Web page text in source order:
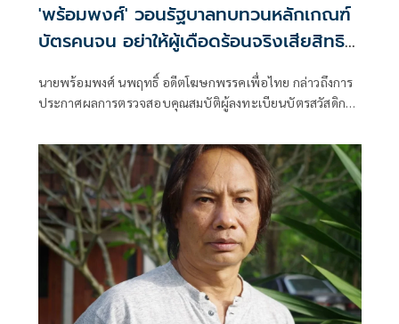
'พร้อมพงศ์' วอนรัฐบาลทบทวนหลักเกณฑ์
บัตรคนจน อย่าให้ผู้เดือดร้อนจริงเสียสิทธิ
เข้าถึงสวัสดิการรัฐ
นายพร้อมพงศ์ นพฤทธิ์ อดีตโฆษกพรรคเพื่อไทย กล่าวถึงการ
ประกาศผลการตรวจสอบคุณสมบัติผู้ลงทะเบียนบัตรสวัสดิการ
คุณสมบัติว่า การตรวจสอบคุณสมบัติเป็นสิ่งจำเป็น เพื่อให้การ
ช่วยเหลือของรัฐบาลเป็นไปอย่างถูกต้อง